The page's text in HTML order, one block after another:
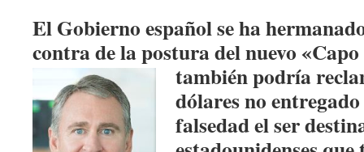
El Gobierno español se ha
contra de la postura del nuevo
también podría
dólares no
falsedad el ser